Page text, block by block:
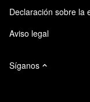
Declaración sobre la
Aviso legal
Síganos